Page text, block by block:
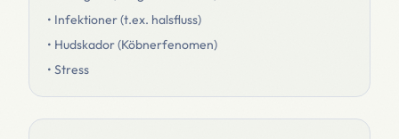
• Infektioner (t.ex. halsfluss)
• Hudskador (Köbnerfenomen)
• Stress